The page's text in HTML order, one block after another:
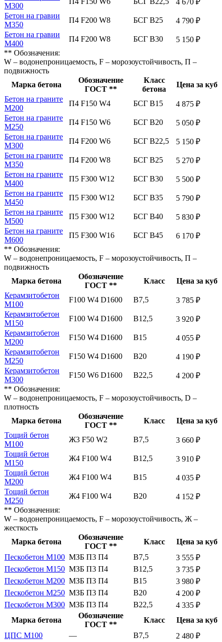
М300
4 670 ₽
Бетон на гравии
М350
П4 F200 W8 БСГ В25
4 790 ₽
Бетон на гравии
М400
П4 F200 W8 БСГ В30
5 150 ₽
** Обозначения:
W – водонепроницаемость, F – морозоустойчивость, П –
подвижность
Марка бетона
Обозначение
ГОСТ **
Класс
бетона
Цена за куб
Бетон на граните
М200
П4 F150 W4 БСГ В15
4 875 ₽
Бетон на граните
М250
П4 F150 W6 БСГ В20
5 050 ₽
Бетон на граните
М300
П4 F200 W6 БСГ В22,5
5 150 ₽
Бетон на граните
М350
П4 F200 W8 БСГ В25
5 270 ₽
Бетон на граните
М400
П5 F300 W12 БСГ В30
5 500 ₽
Бетон на граните
М450
П5 F300 W12 БСГ В35
5 790 ₽
Бетон на граните
М500
П5 F300 W12 БСГ В40
5 830 ₽
Бетон на граните
М600
П5 F300 W16 БСГ В45
6 170 ₽
** Обозначения:
W – водонепроницаемость, F – морозоустойчивость, П –
подвижность
Марка бетона
Обозначение
ГОСТ **
Класс
Цена за куб
Керамзитобетон
М100
F100 W4 D1600 В7,5
3 785 ₽
Керамзитобетон
М150
F100 W4 D1600 В12,5
3 920 ₽
Керамзитобетон
М200
F150 W4 D1600 В15
4 055 ₽
Керамзитобетон
М250
F150 W4 D1600 В20
4 190 ₽
Керамзитобетон
М300
F150 W6 D1600 В22,5
4 200 ₽
** Обозначения:
W – водонепроницаемость, F – морозоустойчивость, D –
плотность
Марка бетона
Обозначение
ГОСТ **
Класс
Цена за куб
Тощий бетон
М100
Ж3 F50 W2 В7,5
3 660 ₽
Тощий бетон
М150
Ж4 F100 W4 В12,5
3 910 ₽
Тощий бетон
М200
Ж4 F100 W4 В15
4 035 ₽
Тощий бетон
М250
Ж4 F100 W4 В20
4 152 ₽
** Обозначения:
W – водонепроницаемость, F – морозоустойчивость, Ж –
жесткость
Марка бетона
Обозначение
ГОСТ **
Класс
Цена за куб
Пескобетон М100 МЗБ П3 П4 В7,5
3 555 ₽
Пескобетон М150 МЗБ П3 П4 В12,5
3 735 ₽
Пескобетон М200 МЗБ П3 П4 В15
3 980 ₽
Пескобетон М250 МЗБ П3 П4 В20
4 200 ₽
Пескобетон М300 МЗБ П3 П4 В22,5
4 335 ₽
Марка бетона
Обозначение
ГОСТ **
Класс
Цена за куб
ЦПС М100
— В7,5
2 480 ₽